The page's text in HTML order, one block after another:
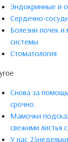
Эндокринные и
Сердечно-
Болезни почек
системы
Стоматология
Снова за
срочно.
Мамочки
свежими листья
У нас